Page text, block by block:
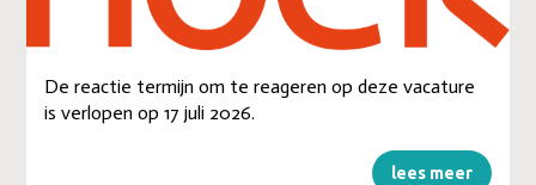
De reactie termijn om te reageren op deze vacature
is verlopen op 17 juli 2026.
lees meer